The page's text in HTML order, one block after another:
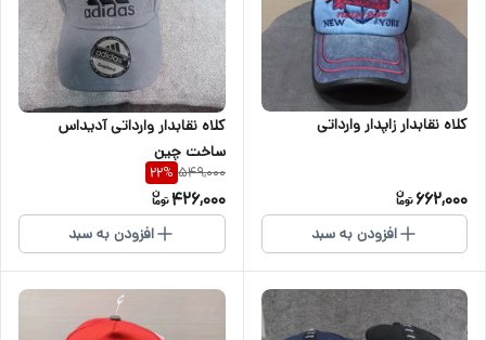
کلاه نقابدار زاپدار وارداتی
662,000
افزودن به سبد
کلاه نقابدار وارداتی آدیداس
ساخت چین
549,000
22%
426,000
افزودن به سبد